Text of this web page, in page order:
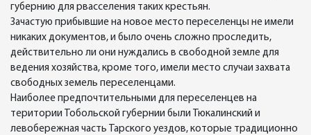
губернию для рвасселения таких крестьян.
Зачастую прибывшие на новое место переселенцы не имели
никаких документов, и было очень сложно проследить,
действительно ли они нуждались в свободной земле для
ведения хозяйства, кроме того, имели место случаи захвата
свободных земель переселенцами.
Наиболее предпочтительными для переселенцев на
територии Тобольской губернии были Тюкалинский и
левобережная часть Тарского уездов, которые традиционно